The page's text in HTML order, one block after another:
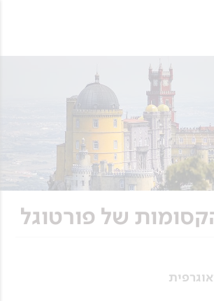
של פורטוגל